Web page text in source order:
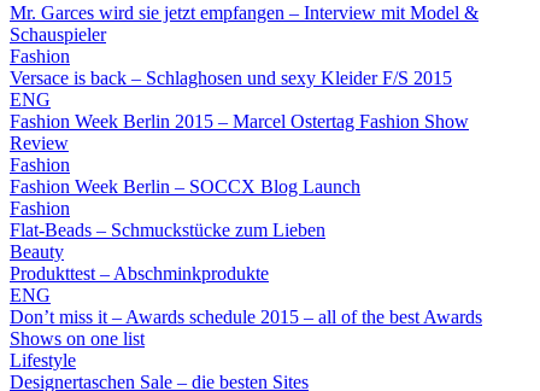
Mr. Garces wird sie jetzt empfangen – Interview mit Model &
Schauspieler
Fashion
Versace is back – Schlaghosen und sexy Kleider F/S 2015
ENG
Fashion Week Berlin 2015 – Marcel Ostertag Fashion Show
Review
Fashion
Fashion Week Berlin – SOCCX Blog Launch
Fashion
Flat-Beads – Schmuckstücke zum Lieben
Beauty
Produkttest – Abschminkprodukte
ENG
Don’t miss it – Awards schedule 2015 – all of the best Awards
Shows on one list
Lifestyle
Designertaschen Sale – die besten Sites